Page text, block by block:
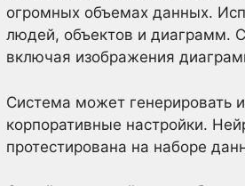
огромных объемах данных.
людей, объектов и диаграмм.
включая изображения
Система может генерировать
корпоративные настройки.
протестирована на наборе